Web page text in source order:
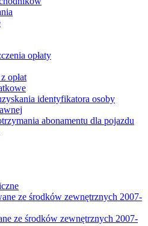
opłaty
opłat
identyfikatora osoby
abonamentu dla pojazdu
ze środków zewnętrznych 2007-
ze środków zewnętrznych 2007-